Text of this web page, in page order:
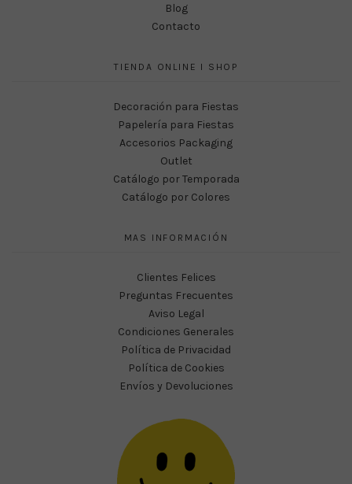
Blog
Contacto
TIENDA ONLINE I SHOP
Decoración para Fiestas
Papelería para Fiestas
Accesorios Packaging
Outlet
Catálogo por Temporada
Catálogo por Colores
MAS INFORMACIÓN
Clientes Felices
Preguntas Frecuentes
Aviso Legal
Condiciones Generales
Política de Privacidad
Política de Cookies
Envíos y Devoluciones